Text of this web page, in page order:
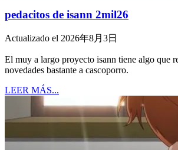
pedacitos de isann 2mil26
Actualizado el 2026年8月3日
El muy a largo proyecto isann tiene algo que
novedades bastante a cascoporro.
LEER MÁS...